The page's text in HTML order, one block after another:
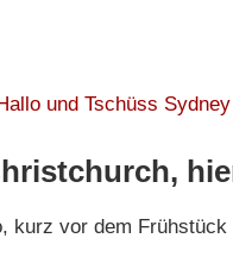
und Tschüss Sydney
kurz vor dem